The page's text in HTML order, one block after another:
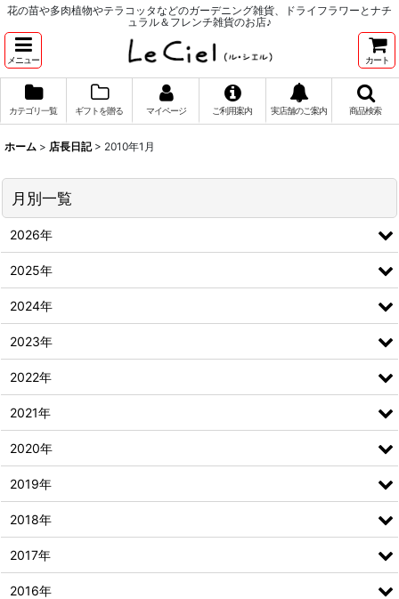
花の苗や多肉植物やテラコッタなどのガーデニング雑貨、ドライフラワーとナチ
ュラル＆フレンチ雑貨のお店♪
メニュー カート
カテゴリ一覧 ギフトを贈る マイページ ご利用案内 実店舗のご案内 商品検索
ホーム > 店長日記 > 2010年1月
月別一覧
2026年
2025年
2024年
2023年
2022年
2021年
2020年
2019年
2018年
2017年
2016年